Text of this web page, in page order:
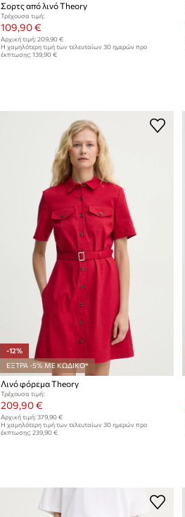
Σορτς από λινό Theory
Τρέχουσα τιμή:
109,90 €
Αρχική τιμή: 209,90 €
Η χαμηλότερη τιμή των τελευταίων 30 ημερών προ
έκπτωσης: 139,90 €
-12%
ΕΞΤΡΑ -5% ΜΕ ΚΩΔΙΚΟ*
Λινό φόρεμα Theory
Τρέχουσα τιμή:
209,90 €
Αρχική τιμή: 379,90 €
Η χαμηλότερη τιμή των τελευταίων 30 ημερών προ
έκπτωσης: 239,90 €